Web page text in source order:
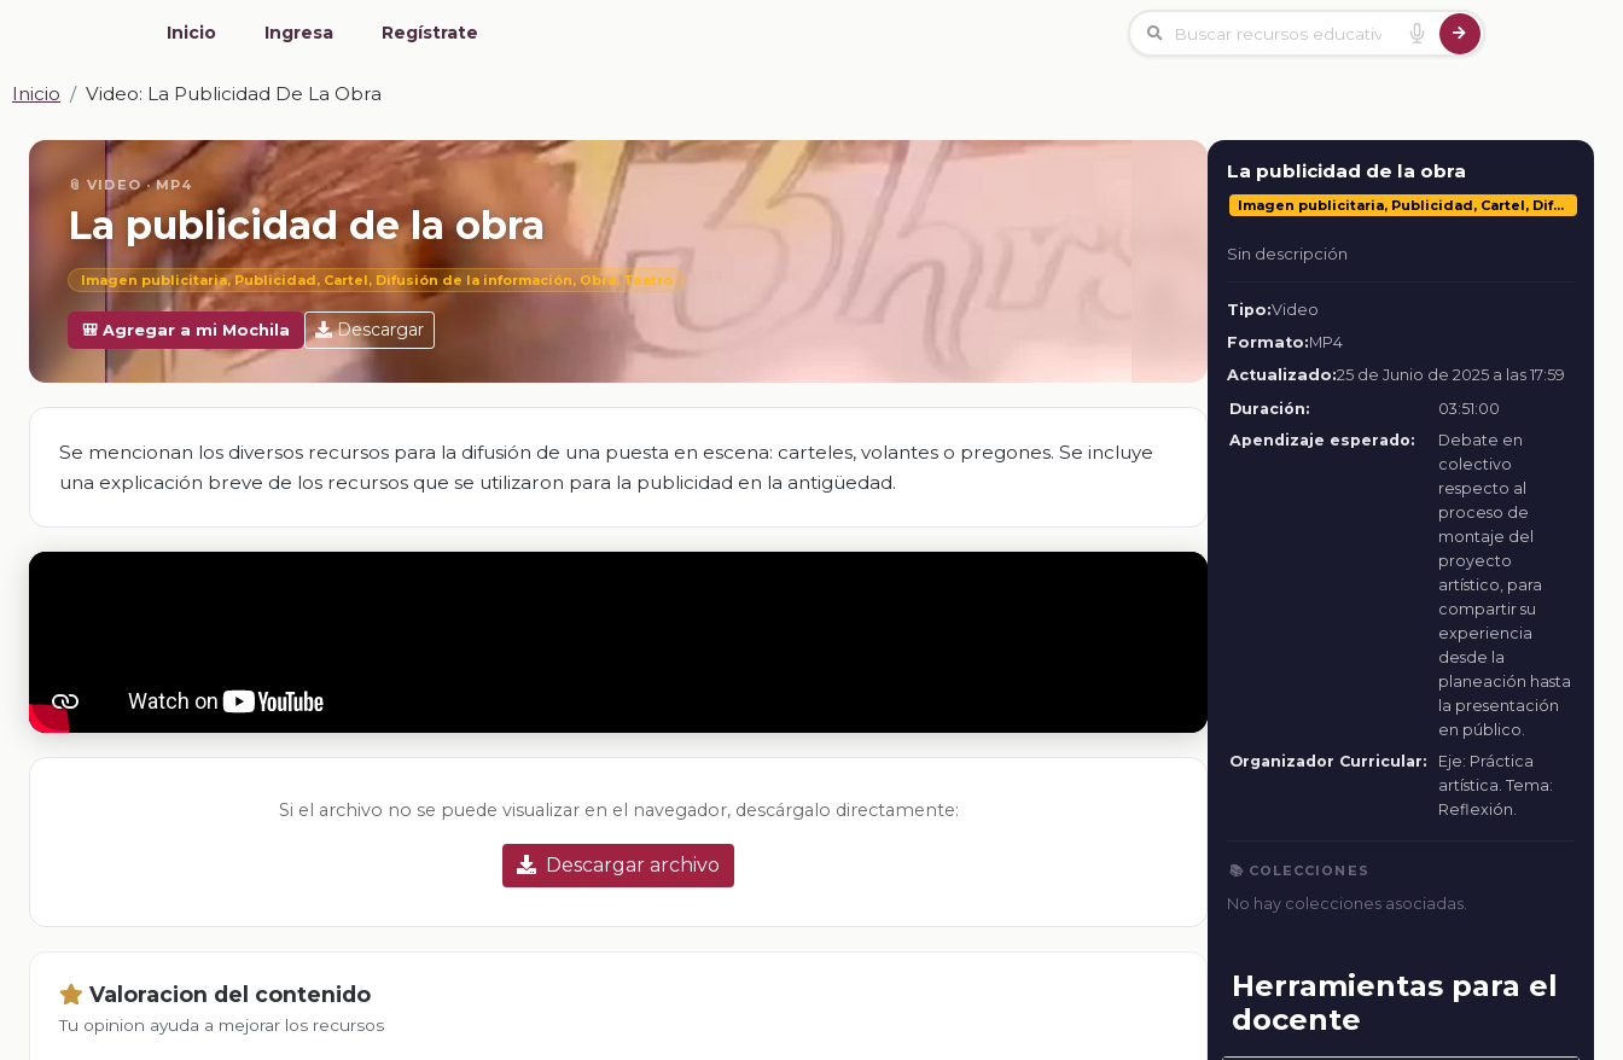
Inicio Ingresa Regístrate
Inicio Video: La Publicidad De La Obra
📎 VIDEO · MP4
La publicidad de la obra
Imagen publicitaria, Publicidad, Cartel, Difusión de la información, Obra, Teatro
🎒 Agregar a mi Mochila Descargar
Se mencionan los diversos recursos para la difusión de una puesta en escena: carteles, volantes o pregones. Se incluye
una explicación breve de los recursos que se utilizaron para la publicidad en la antigüedad.
Si el archivo no se puede visualizar en el navegador, descárgalo directamente:
Descargar archivo
Valoracion del contenido
Tu opinion ayuda a mejorar los recursos
La publicidad de la obra
Imagen publicitaria, Publicidad, Cartel, Difusión de la información, Obra, Teatro
Sin descripción
Tipo:Video
Formato:MP4
Actualizado:25 de Junio de 2025 a las 17:59
Duración:
03:51:00
Apendizaje esperado:
Debate en
colectivo
respecto al
proceso de
montaje del
proyecto
artístico, para
compartir su
experiencia
desde la
planeación hasta
la presentación
en público.
Organizador Curricular:
Eje: Práctica
artística. Tema:
Reflexión.
📚 COLECCIONES
No hay colecciones asociadas.
Herramientas para el
docente